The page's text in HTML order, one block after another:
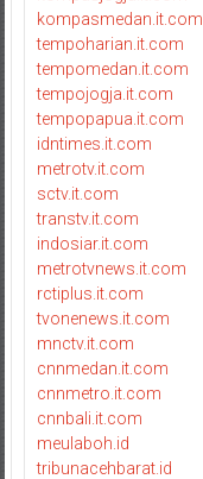
kompasmedan.it.com
tempoharian.it.com
tempomedan.it.com
tempojogja.it.com
tempopapua.it.com
idntimes.it.com
metrotv.it.com
sctv.it.com
transtv.it.com
indosiar.it.com
metrotvnews.it.com
rctiplus.it.com
tvonenews.it.com
mnctv.it.com
cnnmedan.it.com
cnnmetro.it.com
cnnbali.it.com
meulaboh.id
tribunacehbarat.id